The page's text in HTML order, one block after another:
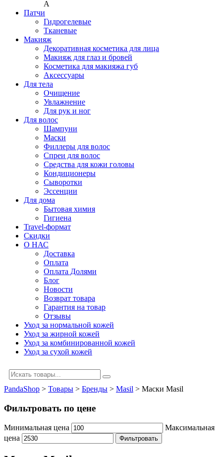
A
Патчи
Гидрогелевые
Тканевые
Макияж
Декоративная косметика для лица
Макияж для глаз и бровей
Косметика для макияжа губ
Аксессуары
Для тела
Очищение
Увлажнение
Для рук и ног
Для волос
Шампуни
Маски
Филлеры для волос
Спреи для волос
Средства для кожи головы
Кондиционеры
Сыворотки
Эссенции
Для дома
Бытовая химия
Гигиена
Travel-формат
Скидки
О НАС
Доставка
Оплата
Оплата Долями
Блог
Новости
Возврат товара
Гарантия на товар
Отзывы
Уход за нормальной кожей
Уход за жирной кожей
Уход за комбинированной кожей
Уход за сухой кожей
PandaShop > Товары > Бренды > Masil > Маски Masil
Фильтровать по цене
Минимальная цена
Максимальная
цена
Фильтровать